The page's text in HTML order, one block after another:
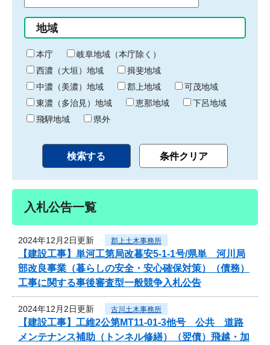
始
り
間
終
わ
り
地域
本庁
岐阜地域（本庁除く）
西濃（大垣）地域
揖斐地域
中濃（美濃）地域
郡上地域
可茂地域
東濃（多治見）地域
恵那地域
下呂地域
飛騨地域
県外
入札公告一覧
2024年12月2日更新 郡上土木事務所
【建設工事】単河工第局改暮安5-1-1号/県単 河川局
部改良事業（暮らしの安全・安心確保対策）（債務）
工事に関する事後審査型一般競争入札公告
2024年12月2日更新 古川土木事務所
【建設工事】工維2公第MT11-01-3他号 公共 道路
メンテナンス補助（トンネル修繕）（翌債）飛越・加